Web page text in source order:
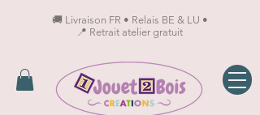
🚚 Livraison FR • Relais BE & LU •
📍 Retrait atelier gratuit